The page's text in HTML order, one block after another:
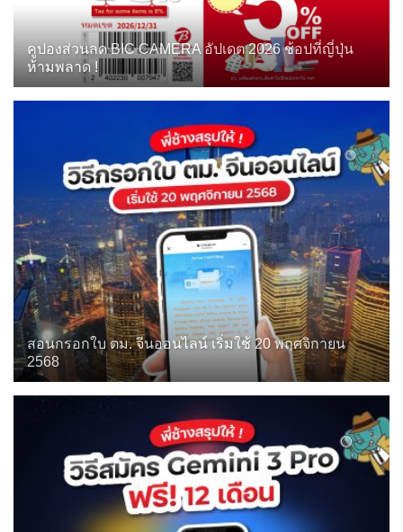
คูปองส่วนลด BIC CAMERA อัปเดต 2026 ช้อปที่ญี่ปุ่น
ห้ามพลาด !
สอนกรอกใบ ตม. จีนออนไลน์ เริ่มใช้ 20 พฤศจิกายน
2568